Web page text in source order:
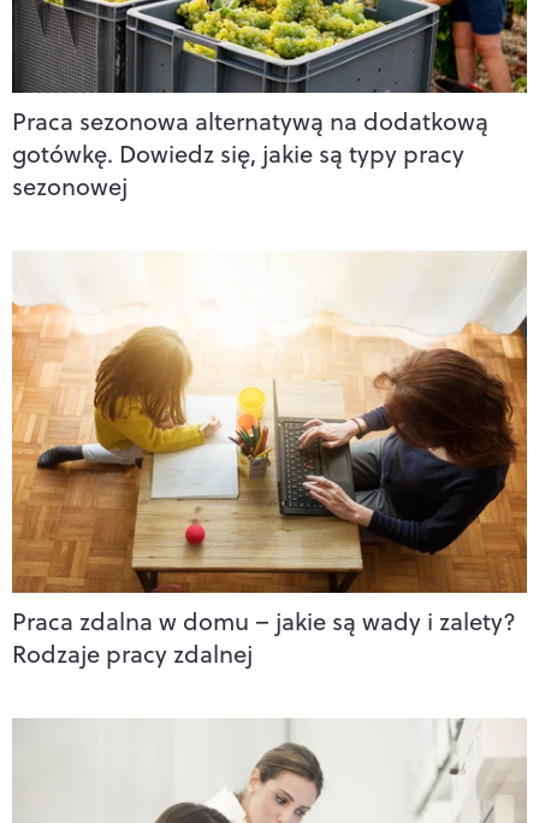
Praca sezonowa alternatywą na dodatkową
gotówkę. Dowiedz się, jakie są typy pracy
sezonowej
Praca zdalna w domu – jakie są wady i zalety?
Rodzaje pracy zdalnej